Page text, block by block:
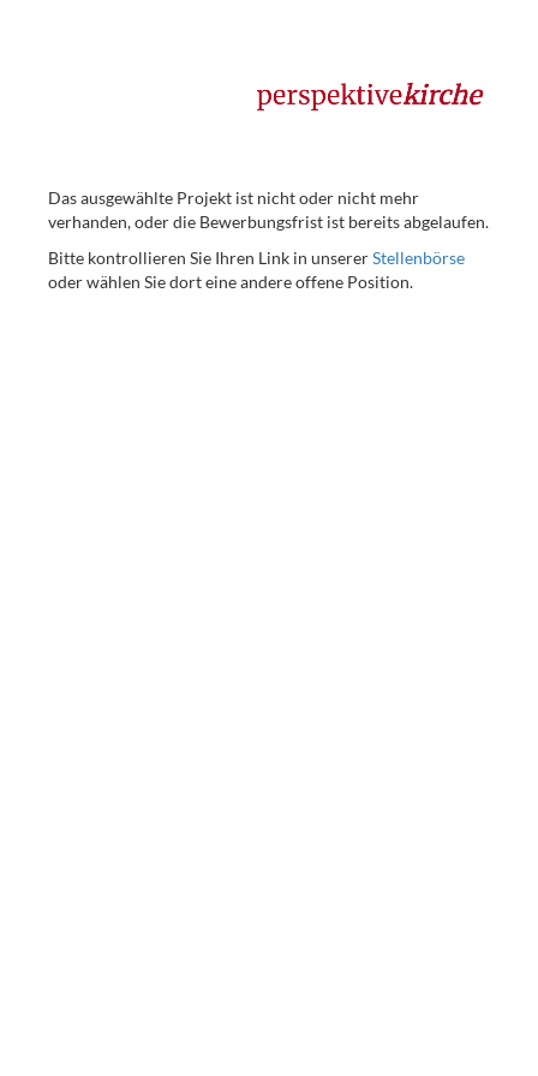
Das ausgewählte Projekt ist nicht oder nicht mehr
verhanden, oder die Bewerbungsfrist ist bereits abgelaufen.
Bitte kontrollieren Sie Ihren Link in unsererStellenbörse
oder wählen Sie dort eine andere offene Position.